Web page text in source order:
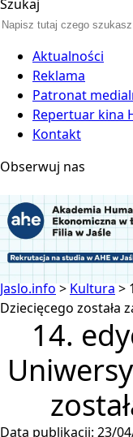
Szukaj
Aktualności
Reklama
Patronat
Repertuar kina
Kontakt
Obserwuj nas
Jaslo.info>Kultura>
Dziecięcego została
14.
Data publikacji: 23/